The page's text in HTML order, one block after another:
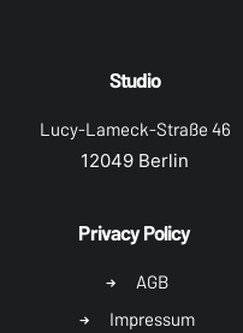
Studio
Lucy-Lameck-Straße 46
12049 Berlin
Privacy Policy
AGB
Impressum